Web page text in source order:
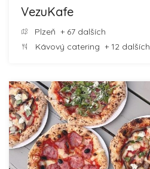
VezuKafe
Plzeň + 67 dalších
Kávový catering + 12 dalších